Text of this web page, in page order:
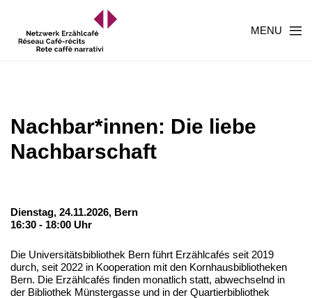
MENU
Nachbar*innen: Die liebe
Nachbarschaft
Dienstag, 24.11.2026, Bern
16:30 - 18:00 Uhr
Die Universitätsbibliothek Bern führt Erzählcafés seit 2019
durch, seit 2022 in Kooperation mit den Kornhausbibliotheken
Bern. Die Erzählcafés finden monatlich statt, abwechselnd in
der Bibliothek Münstergasse und in der Quartierbibliothek